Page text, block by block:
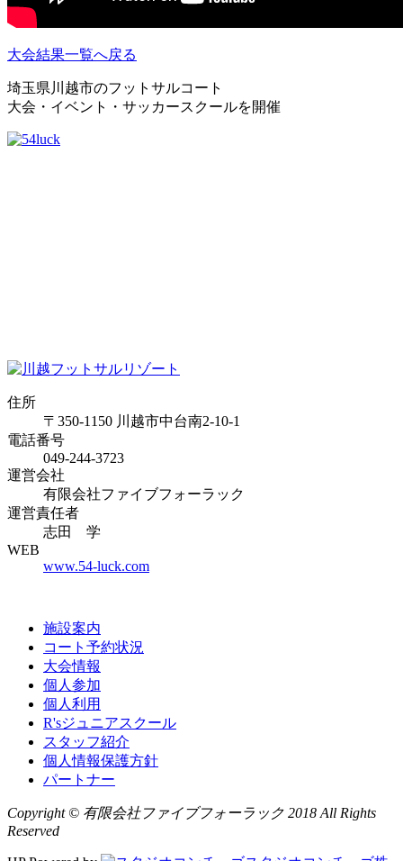
大会結果一覧へ戻る
埼玉県川越市のフットサルコート
大会・イベント・サッカースクールを開催
住所
〒350-1150 川越市中台南2-10-1
電話番号
049-244-3723
運営会社
有限会社ファイブフォーラック
運営責任者
志田 学
WEB
www.54-luck.com
施設案内
コート予約状況
大会情報
個人参加
個人利用
R'sジュニアスクール
スタッフ紹介
個人情報保護方針
パートナー
Copyright © 有限会社ファイブフォーラック 2018 All Rights
Reserved